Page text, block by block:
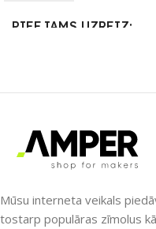
PIEEJAMS UZREIZ
SKAITS
Mūsu interneta veikals
tostarp populāras zīmolus